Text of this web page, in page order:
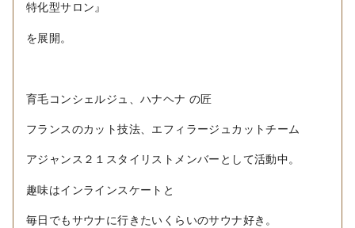
特化型サロン』
を展開。
育毛コンシェルジュ、ハナヘナ の匠
フランスのカット技法、エフィラージュカットチーム
アジャンス２１スタイリストメンバーとして活動中。
趣味はインラインスケートと
毎日でもサウナに行きたいくらいのサウナ好き。